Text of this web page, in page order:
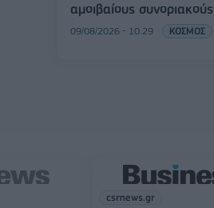
αμοιβαίους
09/08/2026 - 10:29 ΚΟΣΜΟΣ
csrnews.gr